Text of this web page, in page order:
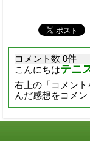
コメント数 0件
こんにちはテニ
右上の「コメン
んだ感想をコメン